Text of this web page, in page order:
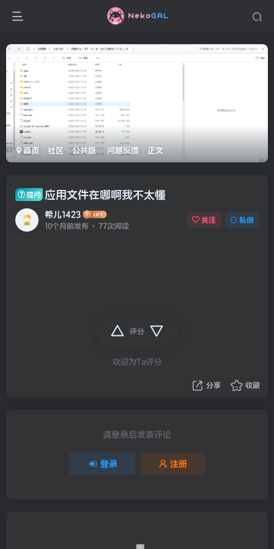
首页 社区 公共版 问题反馈 正文
提问 应用文件在哪啊我不太懂
希儿1423
10个月前发布 77次阅读
关注 私信
评分
欢迎为Ta评分
分享 收藏
请登录后发表评论
登录 注册